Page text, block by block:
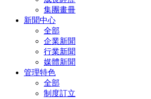
集團畫冊
新聞中心
全部
企業新聞
行業新聞
媒體新聞
管理特色
全部
制度訂立